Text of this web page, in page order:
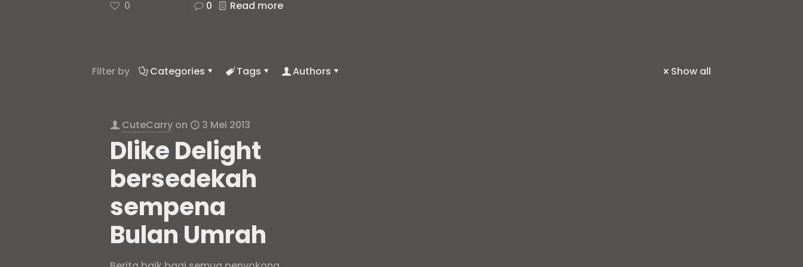
0 0 Read more
Filter by Categories Tags Authors Show all
CuteCarry on 3 Mei 2013
Dlike Delight
bersedekah
sempena
Bulan Umrah